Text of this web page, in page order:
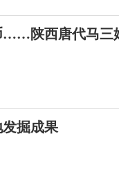
……陕西唐代马三
掘成果